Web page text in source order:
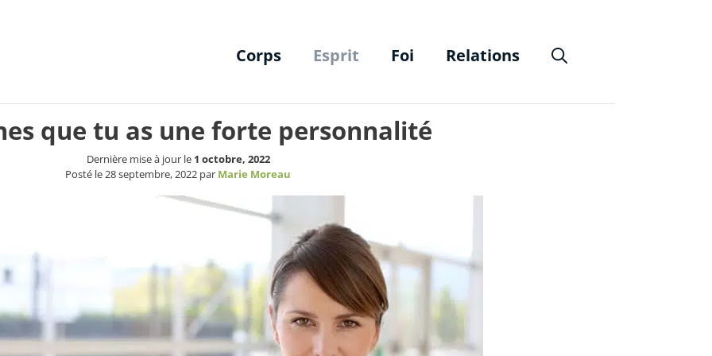
Corps Esprit Foi Relations
que tu as une forte personnalité
Dernière mise à jour le 1 octobre, 2022
Posté le28 septembre, 2022 par Marie Moreau